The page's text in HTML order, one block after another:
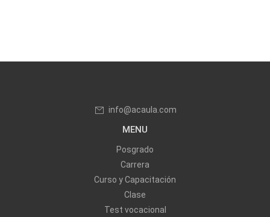
info@acaula.com
MENU
Posgrado
Carrera
Curso y Capacitación
Clase
Test vocacional